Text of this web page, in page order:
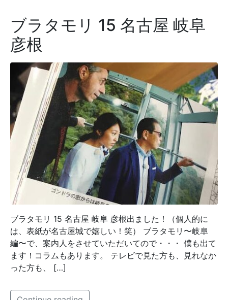
ブラタモリ 15 名古屋 岐阜
彦根
ブラタモリ 15 名古屋 岐阜 彦根出ました！（個人的に
は、表紙が名古屋城で嬉しい！笑） ブラタモリ〜岐阜
編〜で、案内人をさせていただいてので・・・ 僕も出て
ます！コラムもあります。 テレビで見た方も、見れなか
った方も、 […]